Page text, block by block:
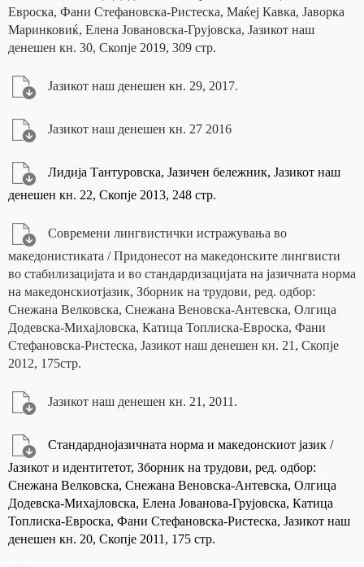
Евроска, Фани Стефановска-Ристеска, Маќеј Кавка, Јаворка
Маринковиќ, Елена Јовановска-Грујовска, Јазикот наш
денешен кн. 30, Скопје 2019, 309 стр.
Јазикот наш денешен кн. 29, 2017.
Јазикот наш денешен кн. 27 2016
Лидија Тантуровска, Јазичен бележник, Јазикот наш
денешен кн. 22, Скопје 2013, 248 стр.
Современи лингвистички истражувања во
македонистиката / Придонесот на македонските лингвисти
во стабилизацијата и во стандардизацијата на јазичната норма
на македонскиотјазик, Зборник на трудови, ред. одбор:
Снежана Велковска, Снежана Веновска-Антевска, Олгица
Додевска-Михајловска, Катица Топлиска-Евроска, Фани
Стефановска-Ристеска, Јазикот наш денешен кн. 21, Скопје
2012, 175стр.
Јазикот наш денешен кн. 21, 2011.
Стандарднојазичната норма и македонскиот јазик /
Јазикот и идентитетот, Зборник на трудови, ред. одбор:
Снежана Велковска, Снежана Веновска-Антевска, Олгица
Додевска-Михајловска, Елена Јованова-Грујовска, Катица
Топлиска-Евроска, Фани Стефановска-Ристеска, Јазикот наш
денешен кн. 20, Скопје 2011, 175 стр.